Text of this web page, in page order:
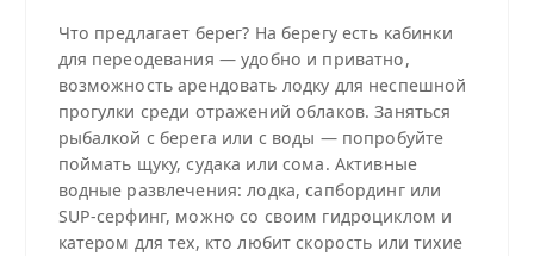
Что предлагает берег? На берегу есть кабинки
для переодевания — удобно и приватно,
возможность арендовать лодку для неспешной
прогулки среди отражений облаков. Заняться
рыбалкой с берега или с воды — попробуйте
поймать щуку, судака или сома. Активные
водные развлечения: лодка, сапбординг или
SUP-серфинг, можно со своим гидроциклом и
катером для тех, кто любит скорость или тихие